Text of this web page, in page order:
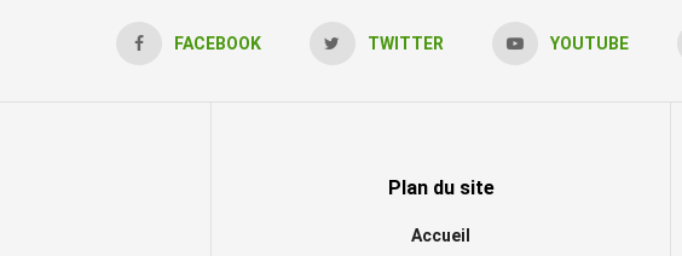
FACEBOOK TWITTER YOUTUBE
Plan du site
Accueil